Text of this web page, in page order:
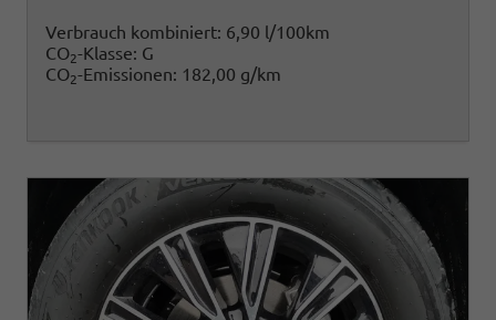
Verbrauch kombiniert: 6,90 l/100km
CO2-Klasse: G
CO2-Emissionen: 182,00 g/km